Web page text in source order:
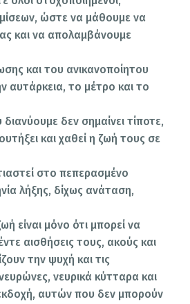
ώστε να μάθουμε να
και να απολαμβάνουμε
και του ανικανοποίητου
αυτάρκεια, το μέτρο και το
δεν σημαίνει τίποτε,
και χαθεί η ζωή τους σε
στο πεπερασμένο
λήξης, δίχως ανάταση,
είναι μόνο ότι μπορεί να
αισθήσεις τους, ακούς και
την ψυχή και τις
νευρικά κύτταρα και
αυτών που δεν μπορούν